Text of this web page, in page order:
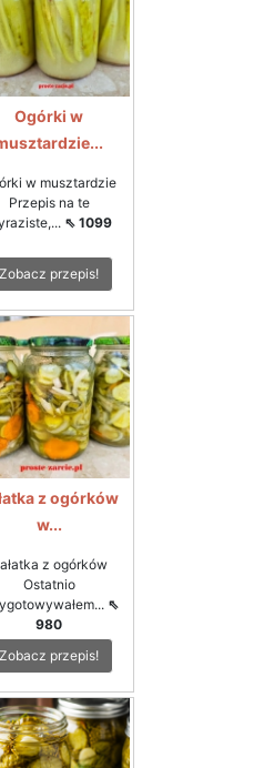
Ogórki w
w musztardzie
Przepis na te
⇖ 1099
Zobacz przepis!
z ogórków
w...
z ogórków
Ostatnio
⇖
980
Zobacz przepis!